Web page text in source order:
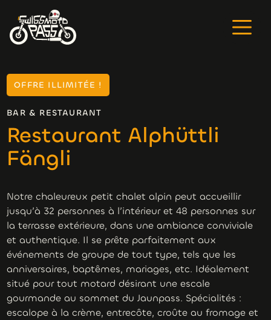
OFFRE ILLIMITÉE !
BAR & RESTAURANT
Restaurant Alphüttli
Fängli
Notre chaleureux petit chalet alpin peut accueillir
jusqu’à 32 personnes à l’intérieur et 48 personnes sur
la terrasse extérieure, dans une ambiance conviviale
et authentique. Il se prête parfaitement aux
événements de groupe de tout type, tels que les
anniversaires, baptêmes, mariages, etc. Idéalement
situé pour tout motard désirant une escale
gourmande au sommet du Jaunpass. Spécialités :
escalope à la crème, entrecôte, croûte au fromage et